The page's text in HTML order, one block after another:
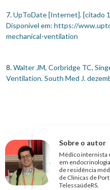
7.UpToDate [Internet]. [citado
Disponível em: https://
mechanical-ventilation
8.Walter JM, Corbridge TC,
Ventilation. South Med J.
Sobre o autor
Médico internista
em
de residência
de Clínicas de
TelessaúdeRS.